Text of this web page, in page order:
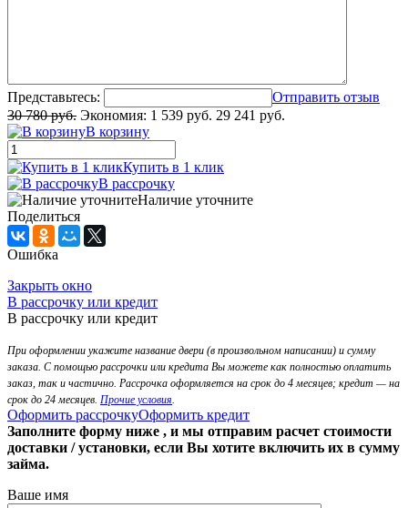
Представьтесь:
Отправить отзыв
30 780 руб. Экономия: 1 539 руб. 29 241 руб.
В корзину
Купить в 1 клик
В рассрочку
Наличие уточните
Поделиться
Ошибка
Закрыть окно
В рассрочку или кредит
В рассрочку или кредит
При оформлении укажите название двери (в произвольном написании) и сумму
заказа. С помощью рассрочки или кредита Вы можете как полностью оплатить
заказ, так и частично. Рассрочка оформляется на срок до 4 месяцев; кредит — на
срок до 24 месяцев. Прочие условия
Оформить рассрочкуОформить кредит
Заполните форму ниже , и мы отправим расчет стоимости
доставки / установки, если Вы хотите включить их в сумму
займа.
Ваше имя